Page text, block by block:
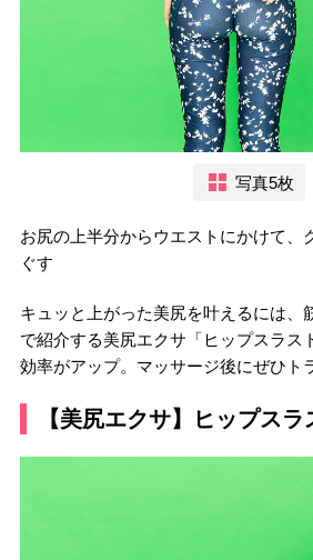
写真5枚
お尻の上半分からウエストにかけて、
ぐす
キュッと上がった美尻を叶えるには、
で紹介する美尻エクサ「ヒップスラス
効率がアップ。マッサージ後にぜひト
【美尻エクサ】ヒップス